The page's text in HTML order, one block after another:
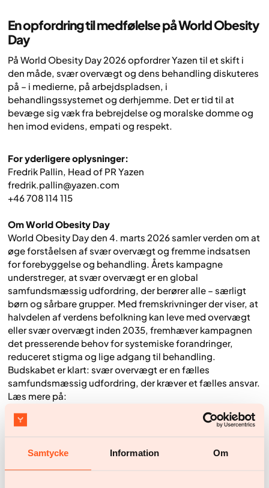
Samtycke Information Om
En opfordring til medfølelse på World Obesity
Day
På World Obesity Day 2026 opfordrer Yazen til et skift i
den måde, svær overvægt og dens behandling diskuteres
på – i medierne, på arbejdspladsen, i
behandlingssystemet og derhjemme. Det er tid til at
bevæge sig væk fra bebrejdelse og moralske domme og
hen imod evidens, empati og respekt.
For yderligere oplysninger:
Fredrik Pallin, Head of PR Yazen
fredrik.pallin@yazen.com
+46 708 114 115
Om World Obesity Day
World Obesity Day den 4. marts 2026 samler verden om at
øge forståelsen af svær overvægt og fremme indsatsen
for forebyggelse og behandling. Årets kampagne
understreger, at svær overvægt er en global
samfundsmæssig udfordring, der berører alle – særligt
børn og sårbare grupper. Med fremskrivninger der viser, at
halvdelen af verdens befolkning kan leve med overvægt
eller svær overvægt inden 2035, fremhæver kampagnen
det presserende behov for systemiske forandringer,
reduceret stigma og lige adgang til behandling.
Budskabet er klart: svær overvægt er en fælles
samfundsmæssig udfordring, der kræver et fælles ansvar.
Læs mere på:
https://www.worldobesityday.org/about-wod
Om forskningen
Yazen-patienter i Sverige, Spanien, Tyskland, Holland,
Norge og Danmark, og dataindsamlingen blev afsluttet i